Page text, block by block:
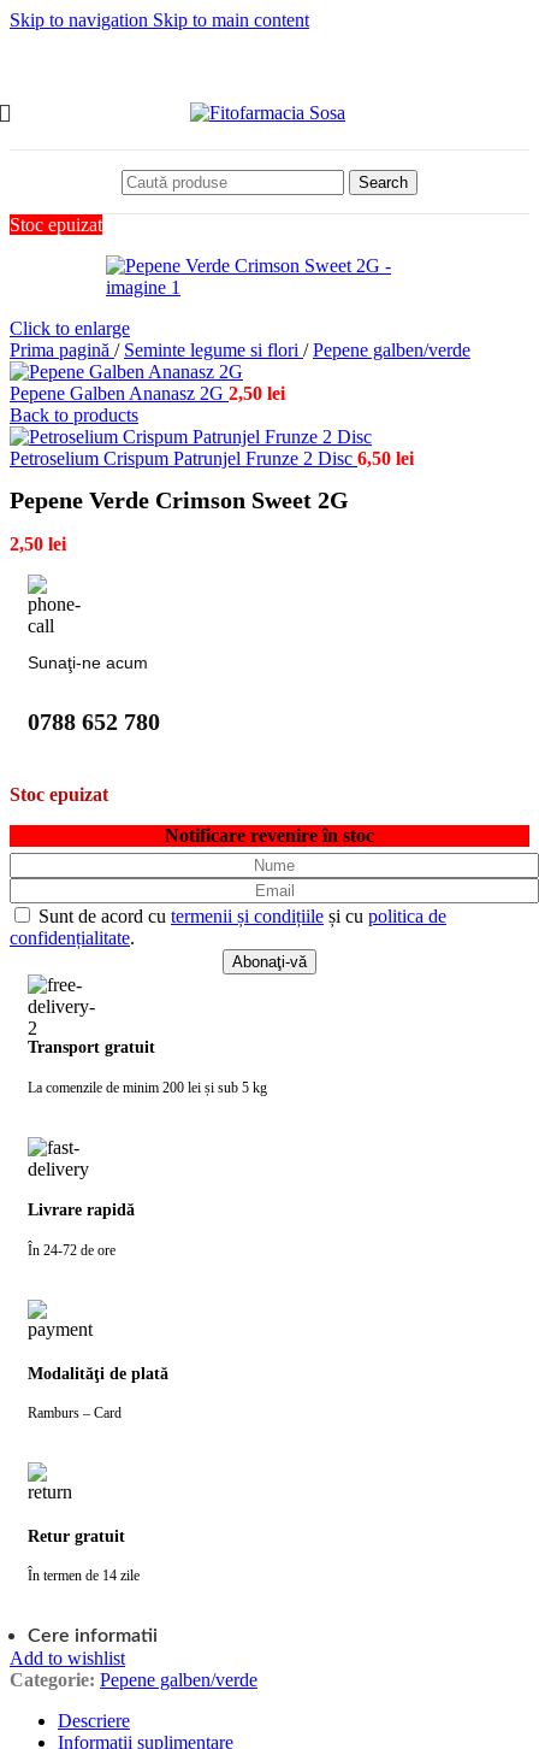
Skip to navigation Skip to main content
Search
Stoc epuizat
Click to enlarge
Prima pagină / Seminte legume si flori / Pepene galben/verde
Pepene Galben Ananasz 2G 2,50 lei
Back to products
Petroselium Crispum Patrunjel Frunze 2 Disc 6,50 lei
Pepene Verde Crimson Sweet 2G
2,50 lei
Sunaţi-ne acum
0788 652 780
Stoc epuizat
Notificare revenire în stoc
Sunt de acord cu termenii și condițiile și cu politica de
confidențialitate.
Transport gratuit
La comenzile de minim 200 lei și sub 5 kg
Livrare rapidă
În 24-72 de ore
Modalităţi de plată
Ramburs – Card
Retur gratuit
În termen de 14 zile
Cere informatii
Add to wishlist
Categorie: Pepene galben/verde
Descriere
Informații suplimentare